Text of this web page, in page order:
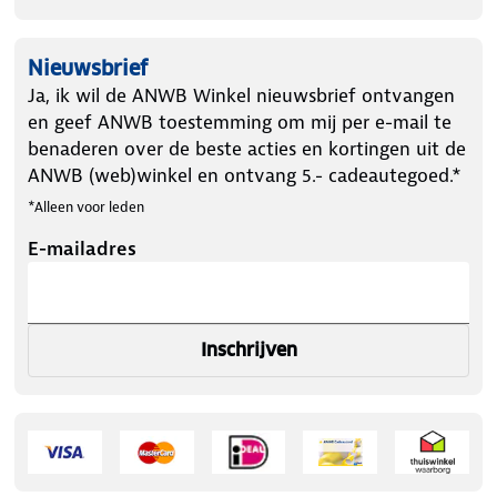
Nieuwsbrief
Ja, ik wil de ANWB Winkel nieuwsbrief ontvangen
en geef ANWB toestemming om mij per e-mail te
benaderen over de beste acties en kortingen uit de
ANWB (web)winkel en ontvang 5.- cadeautegoed.*
*Alleen voor leden
E-mailadres
Inschrijven